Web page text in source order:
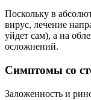
Поскольку в
вирус, лечение
уйдет сам), а на
осложнений.
Симптомы со
Заложенность и